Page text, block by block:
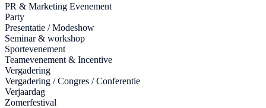
PR & Marketing Evenement
Party
Presentatie / Modeshow
Seminar & workshop
Sportevenement
Teamevenement & Incentive
Vergadering
Vergadering / Congres / Conferentie
Verjaardag
Zomerfestival